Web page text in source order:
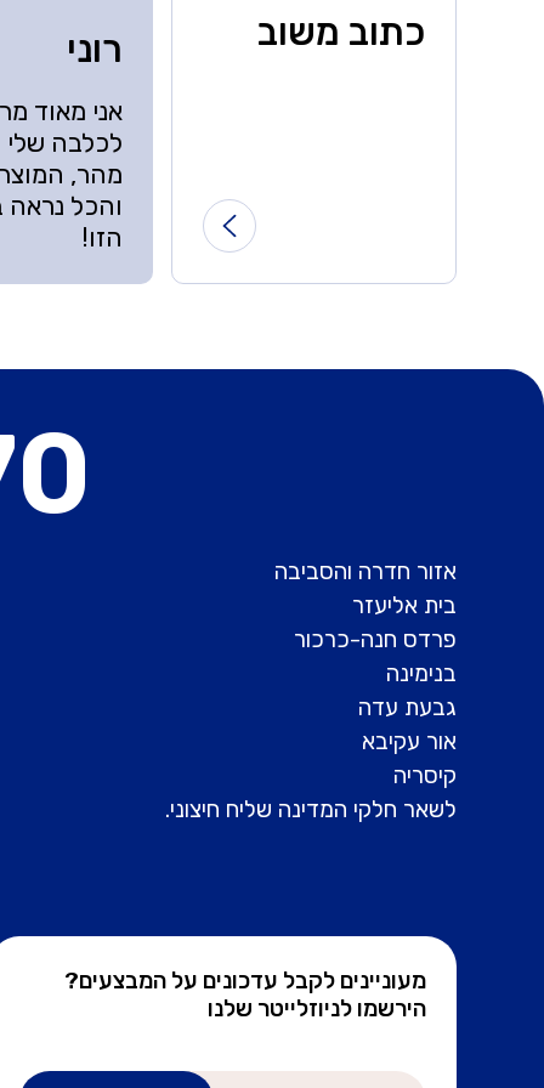
כתוב משוב רוני
אני מאוד
לכלבה שלי
מהר,
והכל נראה
הזו!
אזור חדרה והסביבה
בית אליעזר
פרדס חנה-כרכור
בנימינה
גבעת עדה
אור עקיבא
קיסריה
לשאר חלקי המדינה שליח חיצוני.
מעוניינים לקבל עדכונים על המבצעים?
הירשמו לניוזלייטר שלנו